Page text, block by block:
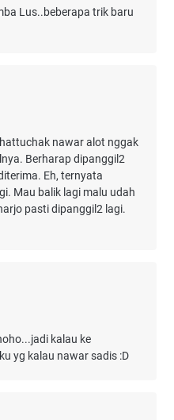
Lus..beberapa trik baru
nawar alot nggak
Berharap dipanggil2
Eh, ternyata
Mau balik lagi malu udah
pasti dipanggil2 lagi.
kalau ke
yg kalau nawar sadis :D